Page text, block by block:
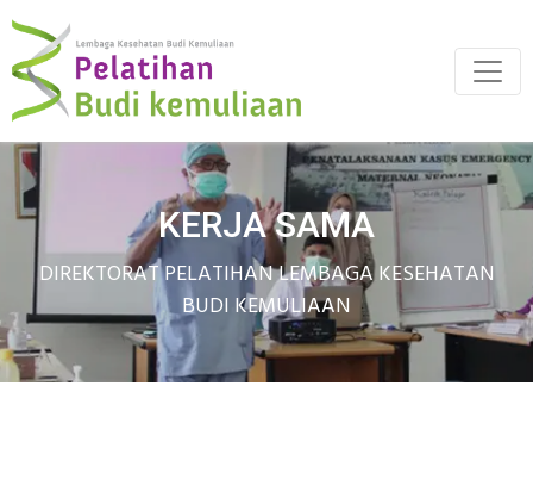
KERJA SAMA
DIREKTORAT PELATIHAN LEMBAGA KESEHATAN
BUDI KEMULIAAN